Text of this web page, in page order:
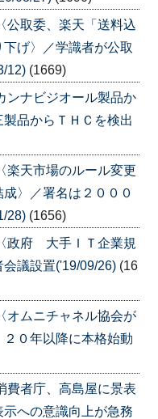
取委、楽天「送料込
げ〉／学識者が公取
12) (1669)
ンナビジオール製品か
品からＴＨＣを検出
天市場のルール変更
〉／署名は２０００
28) (1656)
政府 大手ＩＴ企業規
議設置('19/09/26) (16
ムニチャネル協会が
０年以降に本格始動
費者庁、高島屋に景表
への意識向上が急務